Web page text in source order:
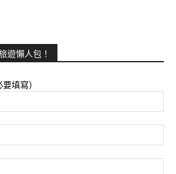
遊懶人包！
填寫）